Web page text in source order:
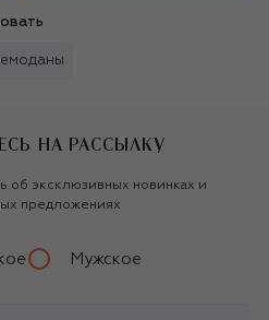
НА РАССЫЛКУ
об эксклюзивных новинках и
предложениях
Мужское